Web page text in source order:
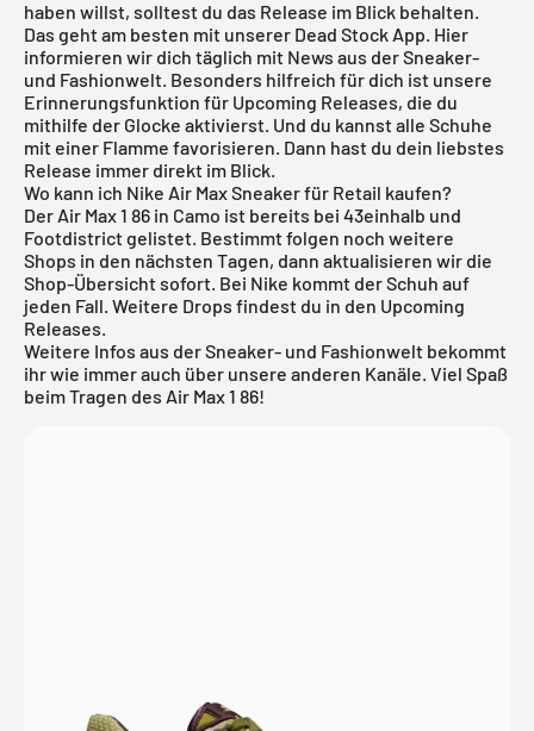
haben willst, solltest du das Release im Blick behalten.
Das geht am besten mit unserer Dead Stock App. Hier
informieren wir dich täglich mit News aus der Sneaker-
und Fashionwelt. Besonders hilfreich für dich ist unsere
Erinnerungsfunktion für Upcoming Releases, die du
mithilfe der Glocke aktivierst. Und du kannst alle Schuhe
mit einer Flamme favorisieren. Dann hast du dein liebstes
Release immer direkt im Blick.
Wo kann ich Nike Air Max Sneaker für Retail kaufen?
Der Air Max 1 86 in Camo ist bereits bei 43einhalb und
Footdistrict gelistet. Bestimmt folgen noch weitere
Shops in den nächsten Tagen, dann aktualisieren wir die
Shop-Übersicht sofort. Bei Nike kommt der Schuh auf
jeden Fall. Weitere Drops findest du in den Upcoming
Releases.
Weitere Infos aus der Sneaker- und Fashionwelt bekommt
ihr wie immer auch über unsere anderen Kanäle. Viel Spaß
beim Tragen des Air Max 1 86!